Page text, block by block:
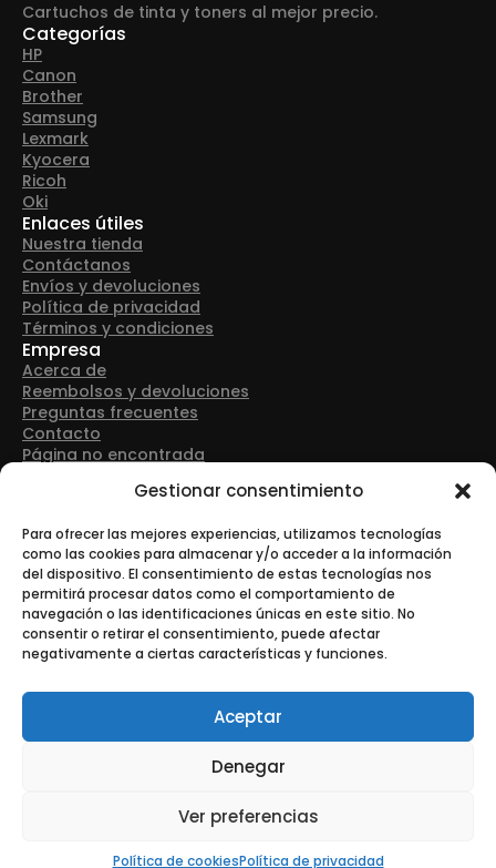
Gestionar consentimiento
Para ofrecer las mejores experiencias, utilizamos tecnologías
como las cookies para almacenar y/o acceder a la información
del dispositivo. El consentimiento de estas tecnologías nos
permitirá procesar datos como el comportamiento de
navegación o las identificaciones únicas en este sitio. No
consentir o retirar el consentimiento, puede afectar
negativamente a ciertas características y funciones.
Aceptar
Denegar
Ver preferencias
Política de cookiesPolítica de privacidad
Cartuchos de tinta y toners al mejor precio.
Categorías
HP
Canon
Brother
Samsung
Lexmark
Kyocera
Ricoh
Oki
Enlaces útiles
Nuestra tienda
Contáctanos
Envíos y devoluciones
Política de privacidad
Términos y condiciones
Empresa
Acerca de
Reembolsos y devoluciones
Preguntas frecuentes
Contacto
Página no encontrada
Dirección: Avenida Las Retamas 50, 28922, Alcorcón
Teléfono: +34 916 43 91 88
Correo electrónico: info@tonerurgente.com
© Copyright - Tonerurgente All Rights Reserved.
no se completará ningún pedido.Descartar